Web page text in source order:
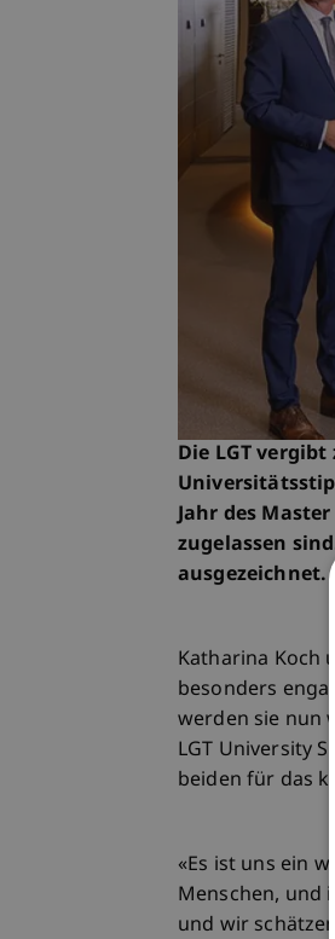
Die LGT
Jahr des
zugelassen
ausgezeichnet.
Katharina Koch
besonders
werden sie nun
LGT University
beiden für das
«Es ist uns ein
Menschen, und
und wir